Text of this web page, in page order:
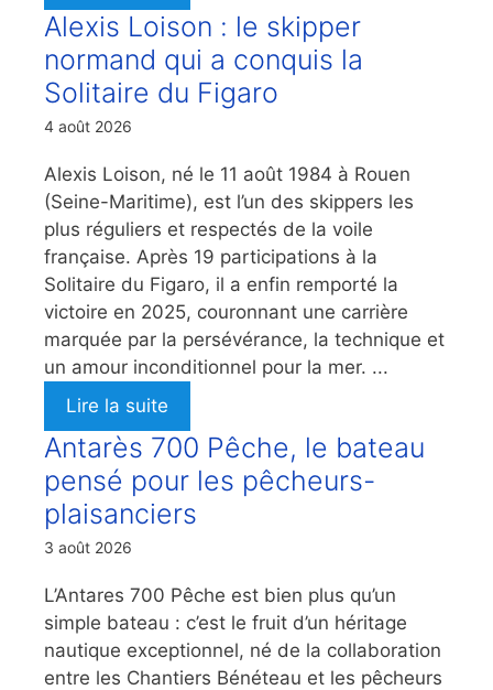
Alexis Loison : le skipper
normand qui a conquis la
Solitaire du Figaro
4 août 2026
Alexis Loison, né le 11 août 1984 à Rouen
(Seine-Maritime), est l’un des skippers les
plus réguliers et respectés de la voile
française. Après 19 participations à la
Solitaire du Figaro, il a enfin remporté la
victoire en 2025, couronnant une carrière
marquée par la persévérance, la technique et
un amour inconditionnel pour la mer. ...
Lire la suite
Antarès 700 Pêche, le bateau
pensé pour les pêcheurs-
plaisanciers
3 août 2026
L’Antares 700 Pêche est bien plus qu’un
simple bateau : c’est le fruit d’un héritage
nautique exceptionnel, né de la collaboration
entre les Chantiers Bénéteau et les pêcheurs